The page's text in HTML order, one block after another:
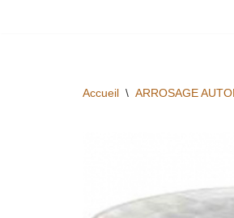
Accueil \ ARROSAGE